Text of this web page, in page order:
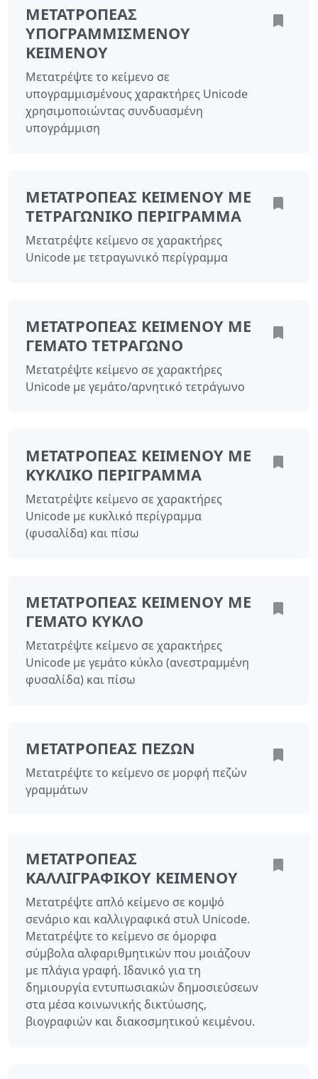
ΜΕΤΑΤΡΟΠΈΑΣ
ΥΠΟΓΡΑΜΜΙΣΜΈΝΟΥ
ΚΕΙΜΈΝΟΥ
Μετατρέψτε το κείμενο σε
υπογραμμισμένους χαρακτήρες Unicode
χρησιμοποιώντας συνδυασμένη
υπογράμμιση
ΜΕΤΑΤΡΟΠΈΑΣ ΚΕΙΜΈΝΟΥ ΜΕ
ΤΕΤΡΑΓΩΝΙΚΌ ΠΕΡΊΓΡΑΜΜΑ
Μετατρέψτε κείμενο σε χαρακτήρες
Unicode με τετραγωνικό περίγραμμα
ΜΕΤΑΤΡΟΠΈΑΣ ΚΕΙΜΈΝΟΥ ΜΕ
ΓΕΜΆΤΟ ΤΕΤΡΆΓΩΝΟ
Μετατρέψτε κείμενο σε χαρακτήρες
Unicode με γεμάτο/αρνητικό τετράγωνο
ΜΕΤΑΤΡΟΠΈΑΣ ΚΕΙΜΈΝΟΥ ΜΕ
ΚΥΚΛΙΚΌ ΠΕΡΊΓΡΑΜΜΑ
Μετατρέψτε κείμενο σε χαρακτήρες
Unicode με κυκλικό περίγραμμα
(φυσαλίδα) και πίσω
ΜΕΤΑΤΡΟΠΈΑΣ ΚΕΙΜΈΝΟΥ ΜΕ
ΓΕΜΆΤΟ ΚΎΚΛΟ
Μετατρέψτε κείμενο σε χαρακτήρες
Unicode με γεμάτο κύκλο (ανεστραμμένη
φυσαλίδα) και πίσω
ΜΕΤΑΤΡΟΠΈΑΣ ΠΕΖΏΝ
Μετατρέψτε το κείμενο σε μορφή πεζών
γραμμάτων
ΜΕΤΑΤΡΟΠΈΑΣ
ΚΑΛΛΙΓΡΑΦΙΚΟΎ ΚΕΙΜΈΝΟΥ
Μετατρέψτε απλό κείμενο σε κομψό
σενάριο και καλλιγραφικά στυλ Unicode.
Μετατρέψτε το κείμενο σε όμορφα
σύμβολα αλφαριθμητικών που μοιάζουν
με πλάγια γραφή. Ιδανικό για τη
δημιουργία εντυπωσιακών δημοσιεύσεων
στα μέσα κοινωνικής δικτύωσης,
βιογραφιών και διακοσμητικού κειμένου.